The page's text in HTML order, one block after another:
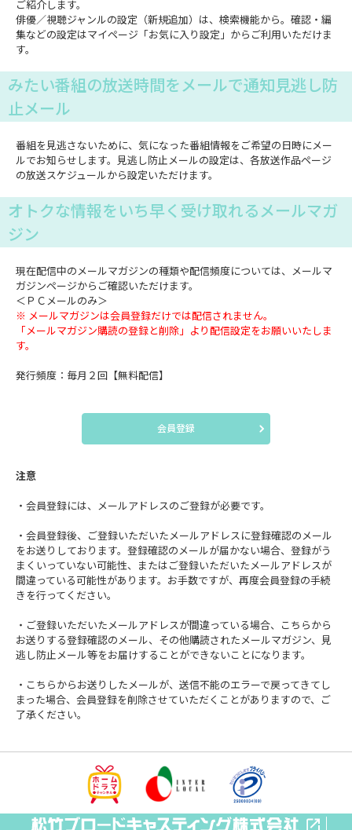
ご紹介します。
俳優／視聴ジャンルの設定（新規追加）は、検索機能から。確認・編
集などの設定はマイページ「お気に入り設定」からご利用いただけま
す。
みたい番組の放送時間をメールで通知見逃し防
止メール
番組を見逃さないために、気になった番組情報をご希望の日時にメー
ルでお知らせします。見逃し防止メールの設定は、各放送作品ページ
の放送スケジュールから設定いただけます。
オトクな情報をいち早く受け取れるメールマガ
ジン
現在配信中のメールマガジンの種類や配信頻度については、メールマ
ガジンページからご確認いただけます。
＜ＰＣメールのみ＞
※ メールマガジンは会員登録だけでは配信されません。
「メールマガジン購読の登録と削除」より配信設定をお願いいたしま
す。
発行頻度：毎月２回【無料配信】
会員登録
注意
・会員登録には、メールアドレスのご登録が必要です。
・会員登録後、ご登録いただいたメールアドレスに登録確認のメール
をお送りしております。登録確認のメールが届かない場合、登録がう
まくいっていない可能性、またはご登録いただいたメールアドレスが
間違っている可能性があります。お手数ですが、再度会員登録の手続
きを行ってください。
・ご登録いただいたメールアドレスが間違っている場合、こちらから
お送りする登録確認のメール、その他購読されたメールマガジン、見
逃し防止メール等をお届けすることができないことになります。
・こちらからお送りしたメールが、送信不能のエラーで戻ってきてし
まった場合、会員登録を削除させていただくことがありますので、ご
了承ください。